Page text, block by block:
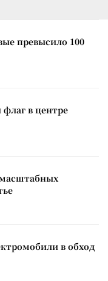
превысило 100
в центре
в обход